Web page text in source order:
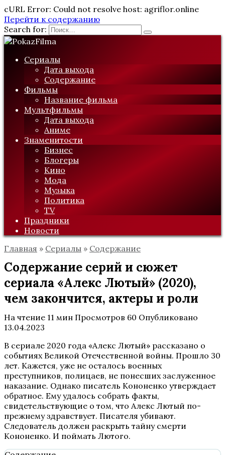
cURL Error: Could not resolve host: agriflor.online
Перейти к содержанию
Search for:
Сериалы
Дата выхода
Содержание
Фильмы
Название фильма
Мультфильмы
Дата выхода
Аниме
Знаменитости
Бизнес
Блогеры
Кино
Мода
Музыка
Политика
TV
Праздники
Новости
Главная » Сериалы » Содержание
Содержание серий и сюжет
сериала «Алекс Лютый» (2020),
чем закончится, актеры и роли
На чтение 11 мин Просмотров 60 Опубликовано
13.04.2023
В сериале 2020 года «Алекс Лютый» рассказано о
событиях Великой Отечественной войны. Прошло 30
лет. Кажется, уже не осталось военных
преступников, полицаев, не понесших заслуженное
наказание. Однако писатель Кононенко утверждает
обратное. Ему удалось собрать факты,
свидетельствующие о том, что Алекс Лютый по-
прежнему здравствует. Писателя убивают.
Следователь должен раскрыть тайну смерти
Кононенко. И поймать Лютого.